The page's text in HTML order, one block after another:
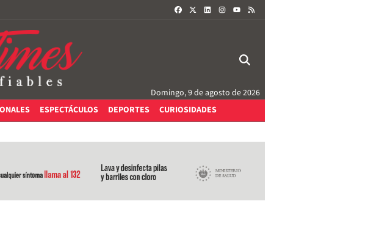
FACEBOOKLINKEDININSTAGRAM
Domingo, 9 de agosto de 2026
ESPECTÁCULOS DEPORTES CURIOSIDADES